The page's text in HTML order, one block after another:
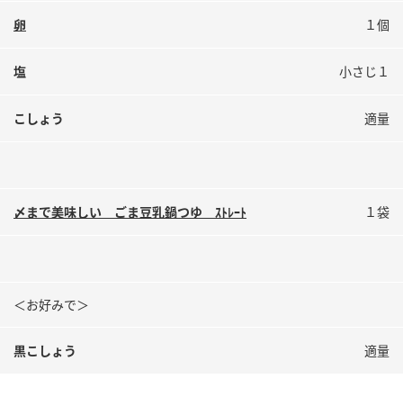
卵 １個
塩 小さじ１
こしょう 適量
〆まで美味しい ごま豆乳鍋つゆ ｽﾄﾚｰﾄ １袋
＜お好みで＞
黒こしょう 適量